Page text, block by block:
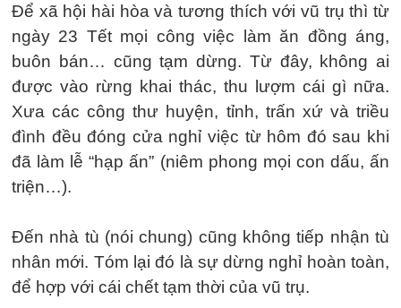
Để xã hội hài hòa và tương thích với vũ trụ thì từ
ngày 23 Tết mọi công việc làm ăn đồng áng,
buôn bán… cũng tạm dừng. Từ đây, không ai
được vào rừng khai thác, thu lượm cái gì nữa.
Xưa các công thư huyện, tỉnh, trấn xứ và triều
đình đều đóng cửa nghỉ việc từ hôm đó sau khi
đã làm lễ “hạp ấn” (niêm phong mọi con dấu, ấn
triện…).
Đến nhà tù (nói chung) cũng không tiếp nhận tù
nhân mới. Tóm lại đó là sự dừng nghỉ hoàn toàn,
để hợp với cái chết tạm thời của vũ trụ.